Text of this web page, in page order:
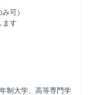
可）
ます
制大学、高等専門学